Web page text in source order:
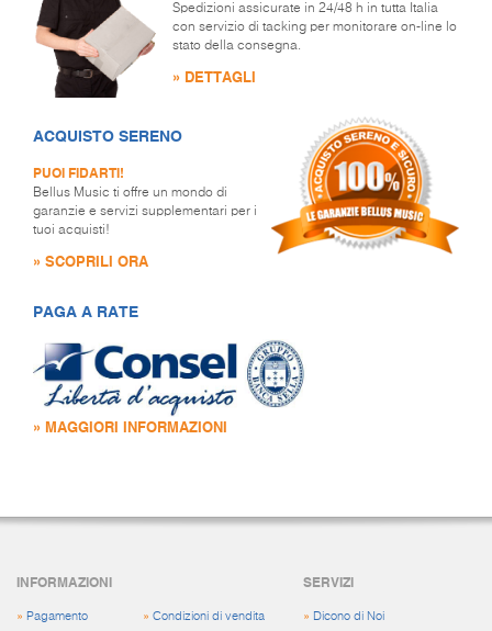
Spedizioni assicurate in 24/48 h in tutta Italia
con servizio di tacking per monitorare on-line lo
stato della consegna.
» DETTAGLI
ACQUISTO SERENO
PUOI FIDARTI!
Bellus Music ti offre un mondo di
garanzie e servizi supplementari per i
tuoi acquisti!
» SCOPRILI ORA
PAGA A RATE
» MAGGIORI INFORMAZIONI
INFORMAZIONI
» Pagamento
» Condizioni di vendita
SERVIZI
» Dicono di Noi